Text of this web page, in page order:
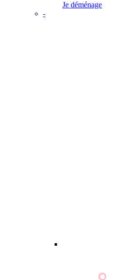
Je déménage
-